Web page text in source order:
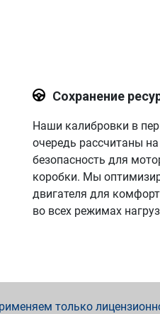
Сохранение
Наши калибровки в
очередь рассчитаны на
безопасность для
коробки. Мы
двигателя для
во всех режимах
только